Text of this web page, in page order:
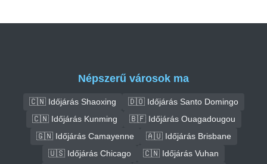
Népszerű városok ma
🇨🇳 Időjárás Shaoxing
🇩🇴 Időjárás Santo Domingo
🇨🇳 Időjárás Kunming
🇧🇫 Időjárás Ouagadougou
🇬🇳 Időjárás Camayenne
🇦🇺 Időjárás Brisbane
🇺🇸 Időjárás Chicago
🇨🇳 Időjárás Vuhan